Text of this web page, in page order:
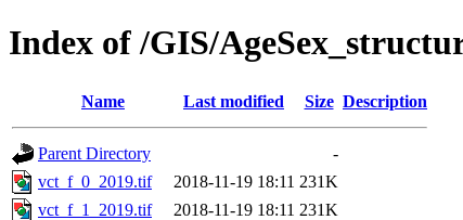
Index of /GIS/
Name Last modified Size Description
Parent Directory
-
vct_f_0_2019.tif
2018-11-19 18:11 231K
vct_f_1_2019.tif
2018-11-19 18:11 231K